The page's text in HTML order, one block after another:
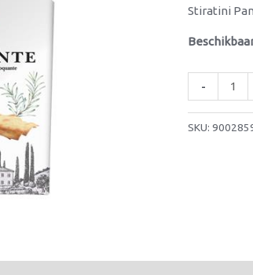
Stiratini
-
met
aantal
SKU: